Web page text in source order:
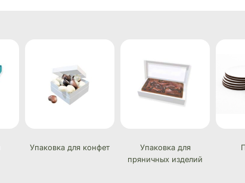
Упаковка для конфет
Упаковка для
пряничных изделий